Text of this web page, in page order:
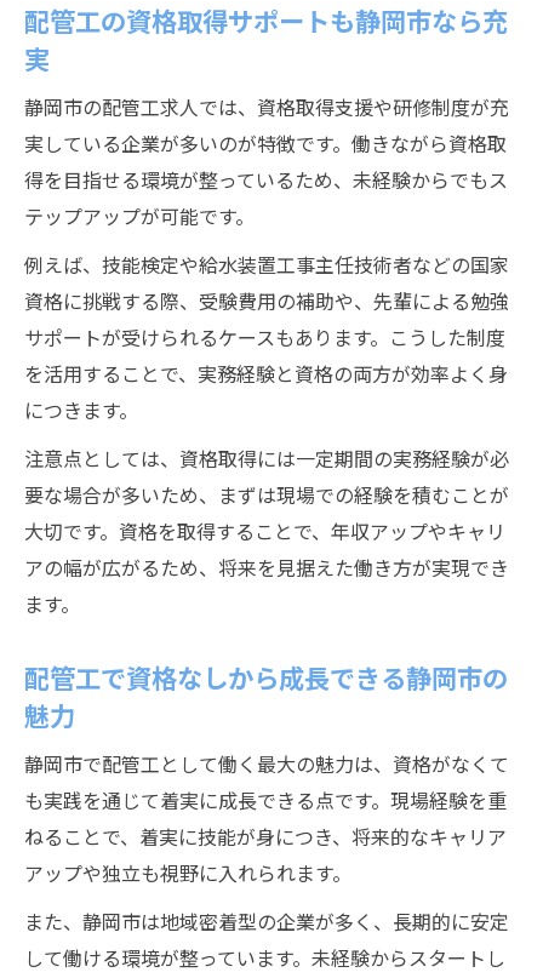
配管工の資格取得サポートも静岡市なら充
実
静岡市の配管工求人では、資格取得支援や研修制度が充
実している企業が多いのが特徴です。働きながら資格取
得を目指せる環境が整っているため、未経験からでもス
テップアップが可能です。
例えば、技能検定や給水装置工事主任技術者などの国家
資格に挑戦する際、受験費用の補助や、先輩による勉強
サポートが受けられるケースもあります。こうした制度
を活用することで、実務経験と資格の両方が効率よく身
につきます。
注意点としては、資格取得には一定期間の実務経験が必
要な場合が多いため、まずは現場での経験を積むことが
大切です。資格を取得することで、年収アップやキャリ
アの幅が広がるため、将来を見据えた働き方が実現でき
ます。
配管工で資格なしから成長できる静岡市の
魅力
静岡市で配管工として働く最大の魅力は、資格がなくて
も実践を通じて着実に成長できる点です。現場経験を重
ねることで、着実に技能が身につき、将来的なキャリア
アップや独立も視野に入れられます。
また、静岡市は地域密着型の企業が多く、長期的に安定
して働ける環境が整っています。未経験からスタートし